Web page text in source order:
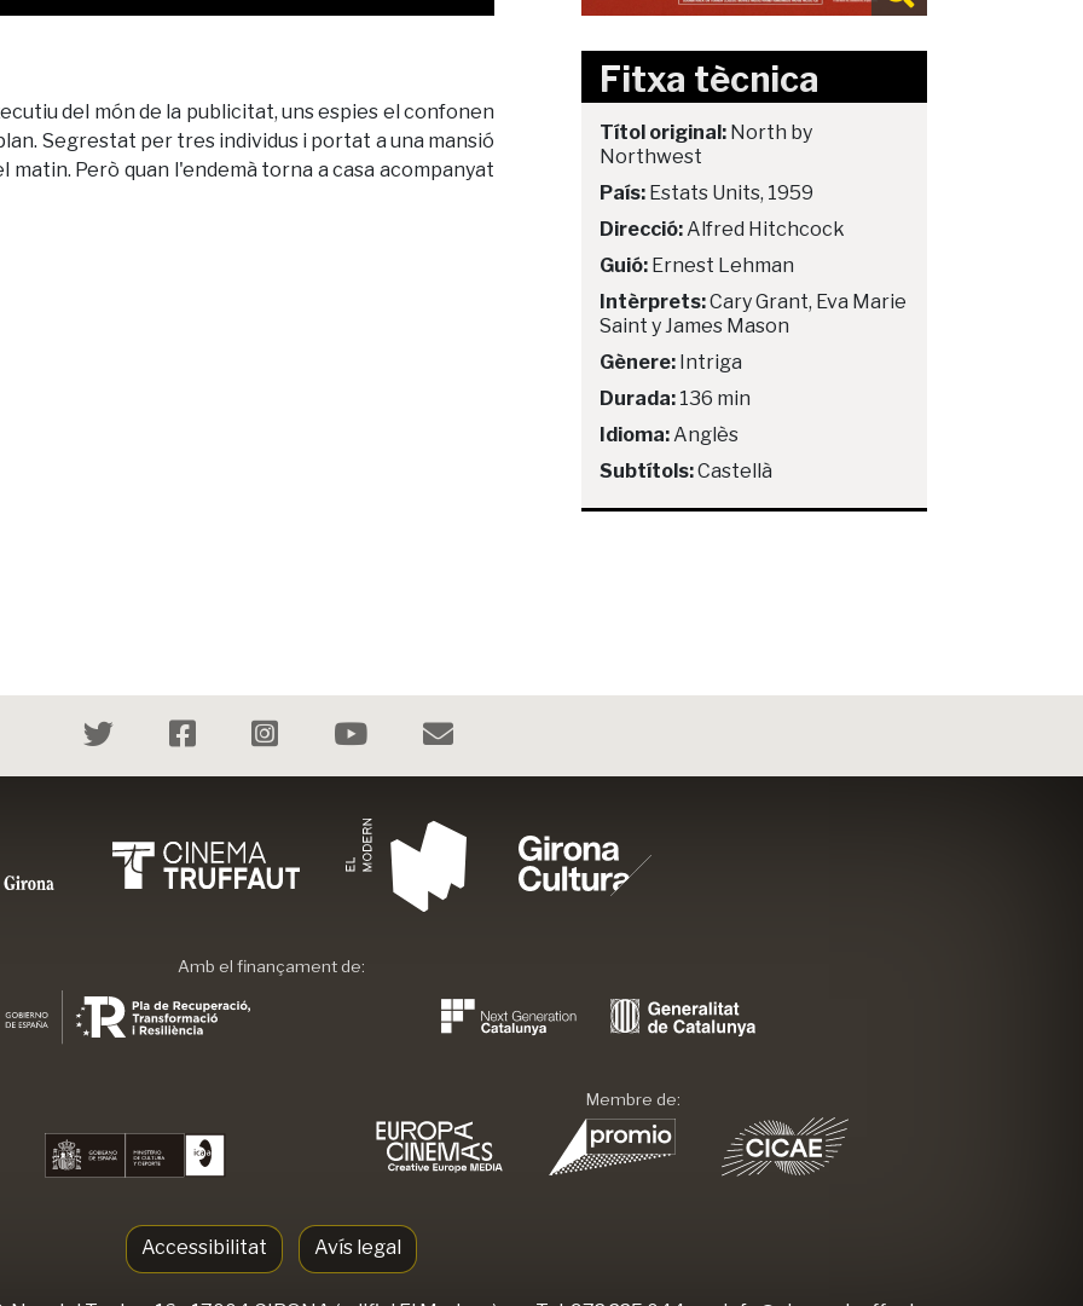
del món de la publicitat, uns espies el confonen
Segrestat per tres individus i portat a una mansió
Però quan l'endemà torna a casa acompanyat
Fitxa tècnica
Títol original: North by
Northwest
País: Estats Units, 1959
Direcció: Alfred Hitchcock
Guió: Ernest Lehman
Intèrprets:Cary Grant, Eva Marie
Saint y James Mason
Gènere: Intriga
Durada: 136 min
Idioma: Anglès
Subtítols:Castellà
Amb el finançament de:
Membre de:
Accessibilitat Avís legal